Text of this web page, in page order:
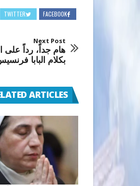
FACEBOOK
TWITTER
Next Post
هام جداً، رداً على
بكلام البابا
ARTICLES